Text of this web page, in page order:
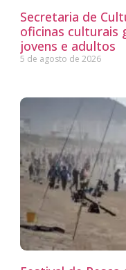
Secretaria de
oficinas culturais
jovens e adultos
5 de agosto de 2026